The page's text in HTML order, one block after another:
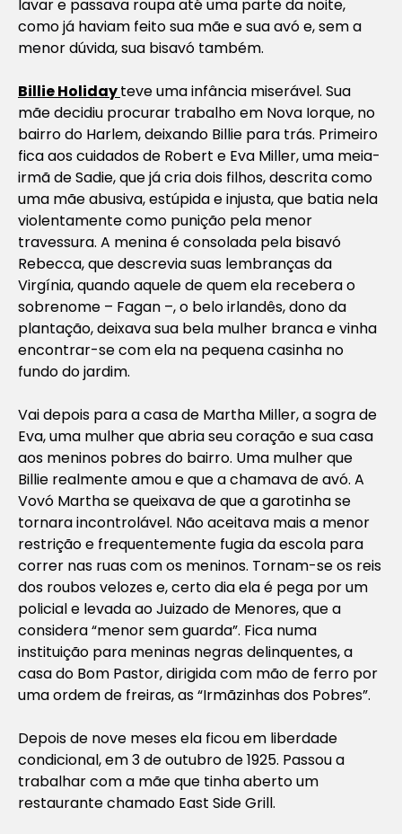
lavar e passava roupa até uma parte da noite,
como já haviam feito sua mãe e sua avó e, sem a
menor dúvida, sua bisavó também.
Billie Holidayteve uma infância miserável. Sua
mãe decidiu procurar trabalho em Nova Iorque, no
bairro do Harlem, deixando Billie para trás. Primeiro
fica aos cuidados de Robert e Eva Miller, uma meia-
irmã de Sadie, que já cria dois filhos, descrita como
uma mãe abusiva, estúpida e injusta, que batia nela
violentamente como punição pela menor
travessura. A menina é consolada pela bisavó
Rebecca, que descrevia suas lembranças da
Virgínia, quando aquele de quem ela recebera o
sobrenome – Fagan –, o belo irlandês, dono da
plantação, deixava sua bela mulher branca e vinha
encontrar-se com ela na pequena casinha no
fundo do jardim.
Vai depois para a casa de Martha Miller, a sogra de
Eva, uma mulher que abria seu coração e sua casa
aos meninos pobres do bairro. Uma mulher que
Billie realmente amou e que a chamava de avó. A
Vovó Martha se queixava de que a garotinha se
tornara incontrolável. Não aceitava mais a menor
restrição e frequentemente fugia da escola para
correr nas ruas com os meninos. Tornam-se os reis
dos roubos velozes e, certo dia ela é pega por um
policial e levada ao Juizado de Menores, que a
considera “menor sem guarda”. Fica numa
instituição para meninas negras delinquentes, a
casa do Bom Pastor, dirigida com mão de ferro por
uma ordem de freiras, as “Irmãzinhas dos Pobres”.
Depois de nove meses ela ficou em liberdade
condicional, em 3 de outubro de 1925. Passou a
trabalhar com a mãe que tinha aberto um
restaurante chamado East Side Grill.